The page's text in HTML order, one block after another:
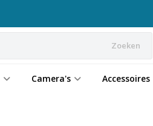
Zoeken
Camera's Accessoires